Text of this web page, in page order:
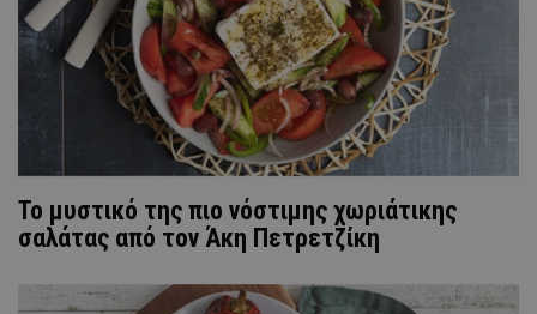
Το μυστικό της πιο νόστιμης χωριάτικης
σαλάτας από τον Άκη Πετρετζίκη